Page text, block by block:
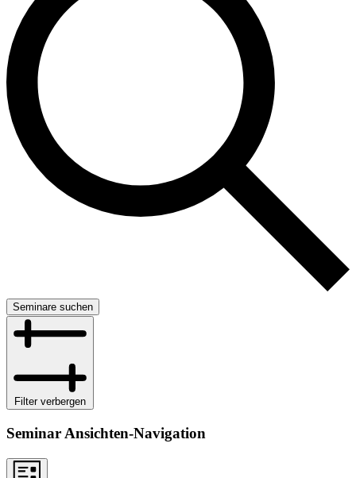
Seminare suchen
Filter verbergen
Seminar Ansichten-Navigation